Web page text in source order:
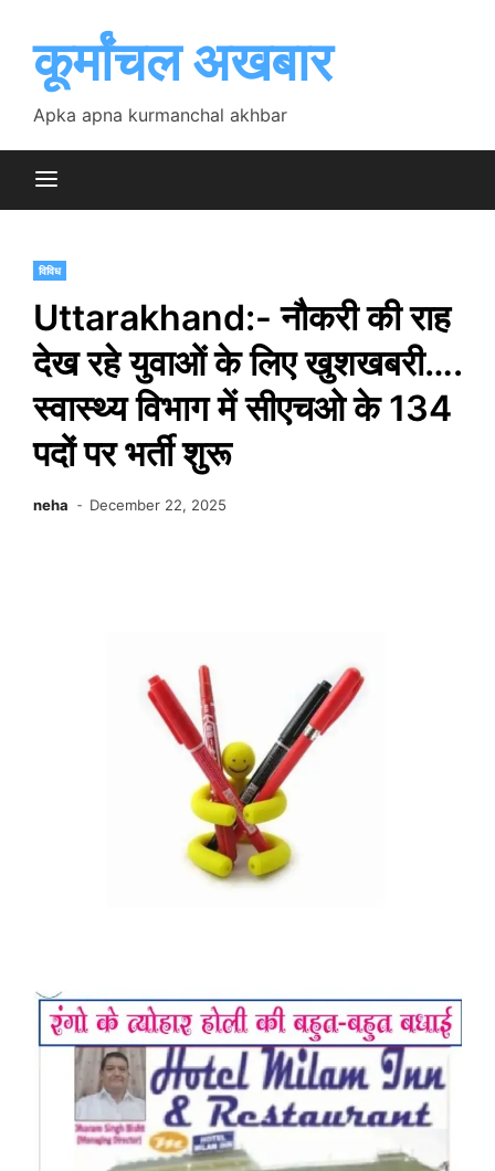
contentकूर्मांचल अखबार
Apka apna kurmanchal akhbar
विविध
Uttarakhand:- नौकरी की राह
देख रहे युवाओं के लिए खुशखबरी….
स्वास्थ्य विभाग में सीएचओ के 134
पदों पर भर्ती शुरू
neha December 22, 2025